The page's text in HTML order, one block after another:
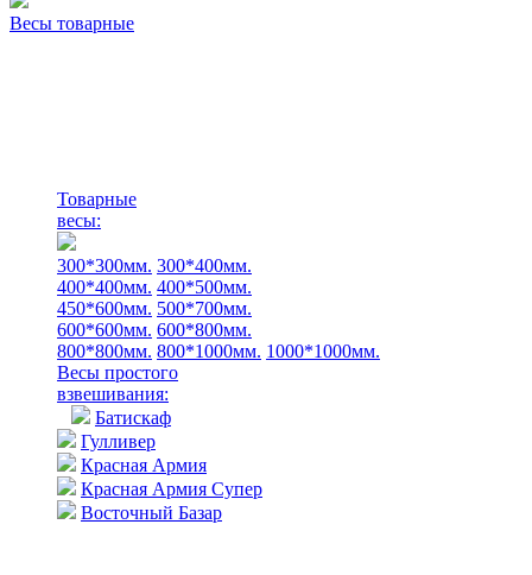
Весы товарные
Товарные
весы:
300*300мм. 300*400мм.
400*400мм. 400*500мм.
450*600мм. 500*700мм.
600*600мм. 600*800мм.
800*800мм. 800*1000мм. 1000*1000мм.
Весы простого
взвешивания:
Батискаф
Гулливер
Красная Армия
Красная Армия Супер
Восточный Базар